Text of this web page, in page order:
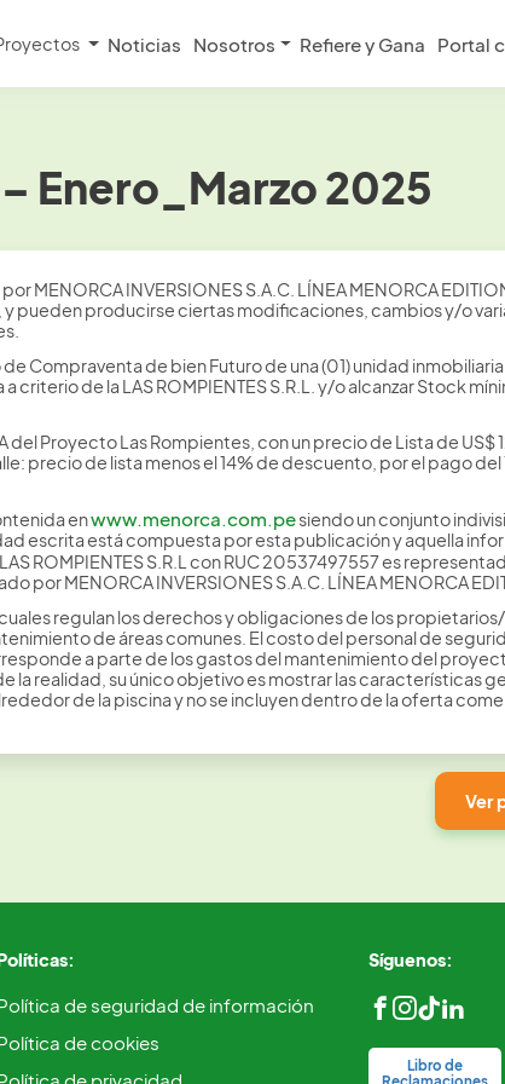
Noticias Nosotros Refiere y Gana Portal
Enero_Marzo 2025
MENORCA INVERSIONES S.A.C. LÍNEA MENORCA
pueden producirse ciertas modificaciones, cambios y/o
de bien Futuro de una (01) unidad inmobiliaria
de la LAS ROMPIENTES S.R.L. y/o alcanzar Stock
Proyecto Las Rompientes, con un precio de Lista de US$
precio de lista menos el 14% de descuento, por el pago
enwww.menorca.com.pesiendo un conjunto
escrita está compuesta por esta publicación y aquella
ROMPIENTES S.R.L con RUC 20537497557 es
MENORCA INVERSIONES S.A.C. LÍNEA MENORCA
regulan los derechos y obligaciones de los
de áreas comunes. El costo del personal de
a parte de los gastos del mantenimiento del
realidad, su único objetivo es mostrar las características
de la piscina y no se incluyen dentro de la oferta
Ver
de seguridad de información
de cookies
Síguenos:
Libro de